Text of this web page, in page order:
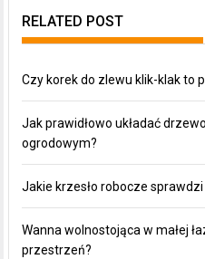
RELATED POST
Czy korek do zlewu klik-klak to
Jak prawidłowo układać
ogrodowym?
Jakie krzesło robocze
Wanna wolnostojąca w małej
przestrzeń?